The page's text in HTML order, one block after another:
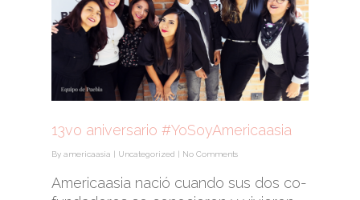
13vo aniversario #YoSoyAmericaasia
By americaasia | Uncategorized | No Comments
Americaasia nació cuando sus dos co-